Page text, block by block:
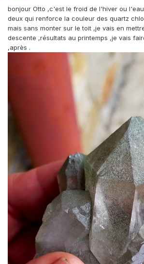
bonjour Otto ,c'est le froid de l'hiver ou
deux qui renforce la couleur des quartz
mais sans monter sur le toit ,je vais en
descente ,résultats au printemps ,je vais
,après .